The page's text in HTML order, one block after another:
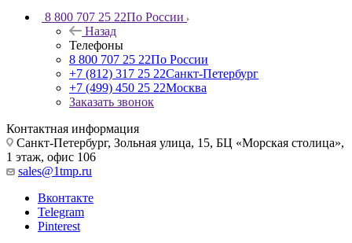
8 800 707 25 22По России
Назад
Телефоны
8 800 707 25 22По России
+7 (812) 317 25 22Санкт-Петербург
+7 (499) 450 25 22Москва
Заказать звонок
Контактная информация
Санкт-Петербург, Зольная улица, 15, БЦ «Морская столица»,
1 этаж, офис 106
sales@1tmp.ru
Вконтакте
Telegram
Pinterest